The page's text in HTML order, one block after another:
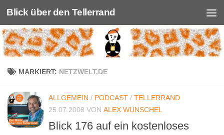
Unter dem Inhalt
Blick über den Tellerrand
MARKIERT: NETZWELT.DE
ALLGEMEIN / PODCAST / TELLERRAND
25.07.2008 VON ALEX WUNSCHEL
Blick 176 auf ein kostenloses